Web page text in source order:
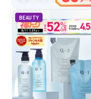
BEAUTY